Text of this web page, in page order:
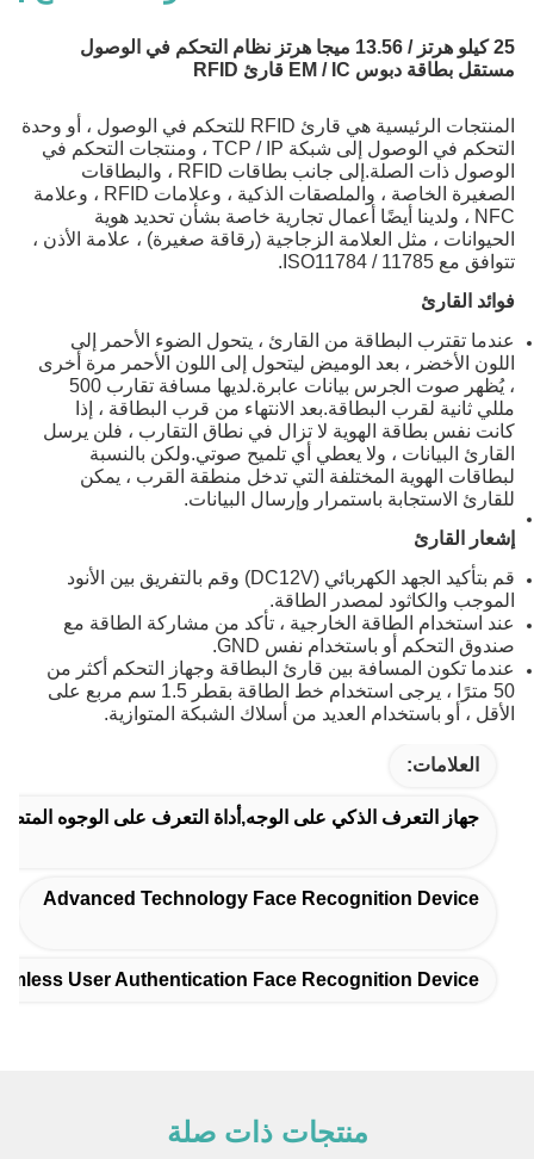
25 كيلو هرتز / 13.56 ميجا هرتز نظام التحكم في الوصول
مستقل بطاقة دبوس EM / IC قارئ RFID
المنتجات الرئيسية هي قارئ RFID للتحكم في الوصول ، أو وحدة
التحكم في الوصول إلى شبكة TCP / IP ، ومنتجات التحكم في
الوصول ذات الصلة.إلى جانب بطاقات RFID ، والبطاقات
الصغيرة الخاصة ، والملصقات الذكية ، وعلامات RFID ، وعلامة
NFC ، ولدينا أيضًا أعمال تجارية خاصة بشأن تحديد هوية
الحيوانات ، مثل العلامة الزجاجية (رقاقة صغيرة) ، علامة الأذن ،
تتوافق مع ISO11784 / 11785.
فوائد القارئ
عندما تقترب البطاقة من القارئ ، يتحول الضوء الأحمر إلى
اللون الأخضر ، بعد الوميض ليتحول إلى اللون الأحمر مرة أخرى
، يُظهر صوت الجرس بيانات عابرة.لديها مسافة تقارب 500
مللي ثانية لقرب البطاقة.بعد الانتهاء من قرب البطاقة ، إذا
كانت نفس بطاقة الهوية لا تزال في نطاق التقارب ، فلن يرسل
القارئ البيانات ، ولا يعطي أي تلميح صوتي.ولكن بالنسبة
لبطاقات الهوية المختلفة التي تدخل منطقة القرب ، يمكن
للقارئ الاستجابة باستمرار وإرسال البيانات.
إشعار القارئ
قم بتأكيد الجهد الكهربائي (DC12V) وقم بالتفريق بين الأنود
الموجب والكاثود لمصدر الطاقة.
عند استخدام الطاقة الخارجية ، تأكد من مشاركة الطاقة مع
صندوق التحكم أو باستخدام نفس GND.
عندما تكون المسافة بين قارئ البطاقة وجهاز التحكم أكثر من
50 مترًا ، يرجى استخدام خط الطاقة بقطر 1.5 سم مربع على
الأقل ، أو باستخدام العديد من أسلاك الشبكة المتوازية.
العلامات:
جهاز التعرف الذكي على الوجه,أداة التعرف على الوجوه
Advanced Technology Face Recognition Device
User Authentication Face Recognition Device
منتجات ذات صلة